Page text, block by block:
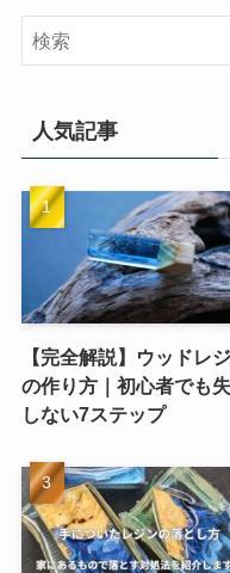
人気記事
【完全解説】ウッドレ
の作り方｜初心者でも
しない7ステップ